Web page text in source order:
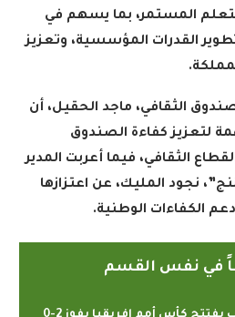
المستمر، بما يسهم في
القدرات المؤسسية، وتعزيز
.
الثقافي، ماجد الحقيل، أن
لتعزيز كفاءة الصندوق
الثقافي، فيما أعربت المدير
نجود المليك، عن اعتزازها
الكفاءات الوطنية.
في نفس القسم